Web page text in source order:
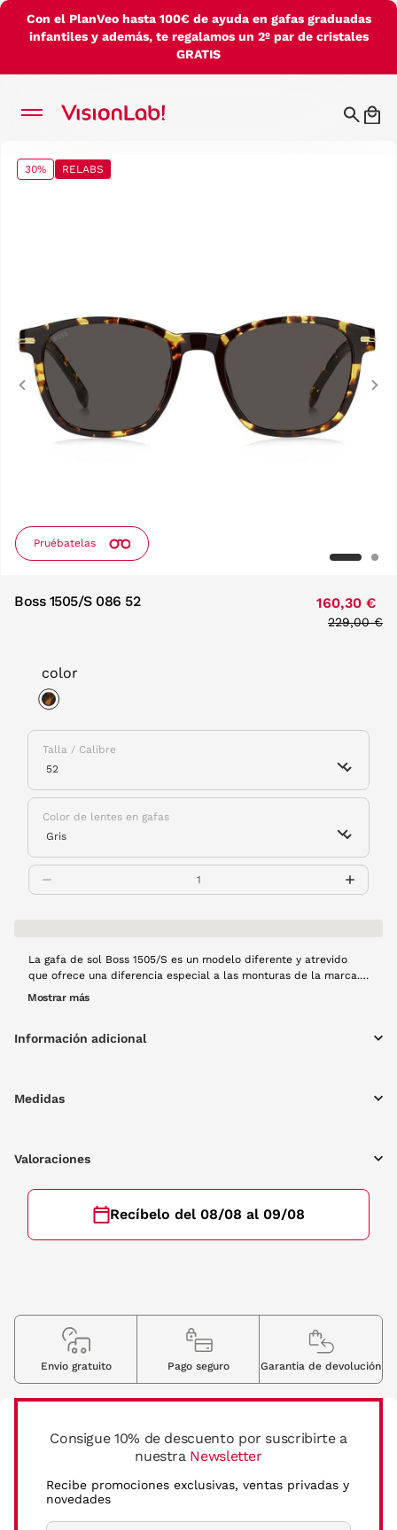
Con el PlanVeo hasta 100€ de ayuda en gafas graduadas
infantiles y además, te regalamos un 2º par de cristales
GRATIS
30% RELABS
Pruébatelas
Previous
Boss 1505/S 086 52 160,30 €
Price
229,00 €
color
Talla / Calibre
Color de lentes en gafas
La gafa de sol Boss 1505/S es un modelo diferente y atrevido
que ofrece una diferencia especial a las monturas de la marca.
Su montura en formas redondas y tonos habana con detalles
Mostrar más
Información adicional
Medidas
Valoraciones
Recíbelo del 08/08 al 09/08
Consigue 10% de descuento por suscribirte a
nuestra Newsletter
Recibe promociones exclusivas, ventas privadas y
novedades
Envio gratuito Pago seguro Garantia de devolución